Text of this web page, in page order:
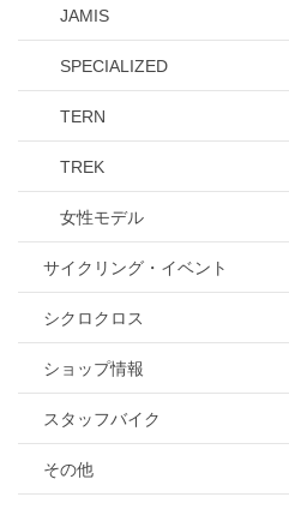
JAMIS
SPECIALIZED
TERN
TREK
女性モデル
サイクリング・イベント
シクロクロス
ショップ情報
スタッフバイク
その他